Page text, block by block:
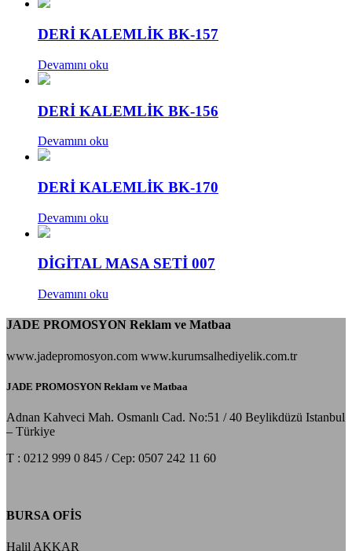
DERİ KALEMLİK BK-157
Devamını oku
DERİ KALEMLİK BK-156
Devamını oku
DERİ KALEMLİK BK-170
Devamını oku
DİGİTAL MASA SETİ 007
Devamını oku
JADE PROMOSYON Reklam ve Matbaa
www.jadepromosyon.com www.kurumsalhediyelik.com.tr
JADE PROMOSYON Reklam ve Matbaa
Adnan Kahveci Mah. Osmanlı Cad. No:51 / 40 Beylikdüzü Istanbul
– Türkiye
T : 0212 999 0 845 / Cep: 0507 242 11 60
BURSA OFİS
Halil AKKAR